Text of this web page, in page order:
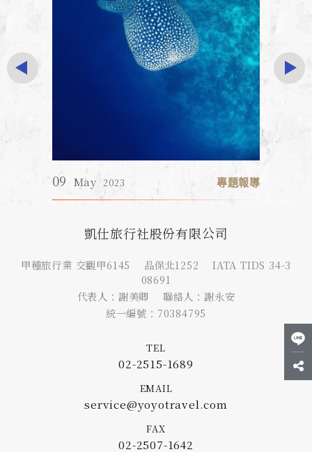
凱仕旅行社股份有限公司
甲種旅行業 交觀甲6145 品保北1252 IATA TIDS 34-3
08691
代表人：謝美卿 聯絡人：謝永安
統一編號：70384795
TEL
02-2515-1689
EMAIL
service@yoyotravel.com
FAX
02-2507-1642